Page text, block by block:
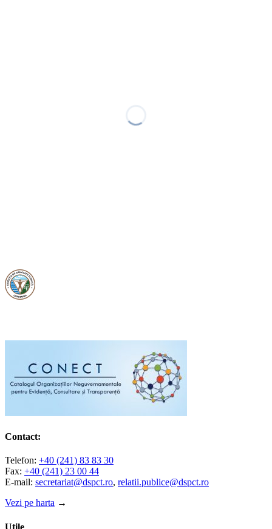
Contact:
Telefon: +40 (241) 83 83 30
Fax: +40 (241) 23 00 44
E-mail: secretariat@dspct.ro, relatii.publice@dspct.ro
Vezi pe harta →
Utile